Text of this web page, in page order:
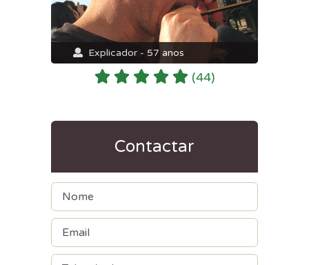
Explicador - 57 anos
(44)
Contactar